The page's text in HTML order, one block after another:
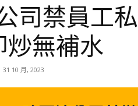
司禁員工
炒無補水
31 10 月, 2023